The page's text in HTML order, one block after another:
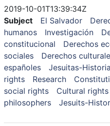
2019-10-01T13:39:34Z
Subject
El Salvador
humanos
Investigación
constitucional
Derechos
sociales
Derechos
españoles
Jesuitas-Historia
rights
Research
social rights
Cultural rights
philosophers
Jesuits-